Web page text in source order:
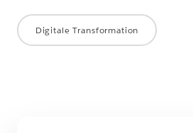
Digitale Transformation